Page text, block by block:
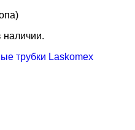
наличии.
трубки Laskomex